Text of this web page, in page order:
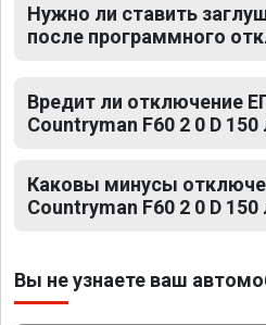
Нужно ли ставить
после программного
Вредит ли отключение
Countryman F60 2 0 D 150
Каковы минусы
Countryman F60 2 0 D 150
Вы не узнаете ваш